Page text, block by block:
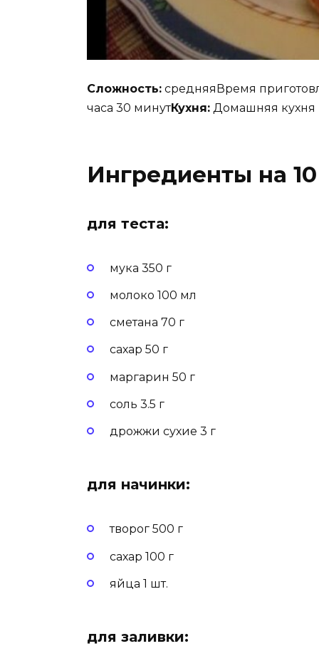
Сложность: средняяВремя
часа 30 минутКухня: Домашняя кухня
Ингредиенты на
для теста:
мука 350 г
молоко 100 мл
сметана 70 г
сахар 50 г
маргарин 50 г
соль 3.5 г
дрожжи сухие 3 г
для начинки:
творог 500 г
сахар 100 г
яйца 1 шт.
для заливки: